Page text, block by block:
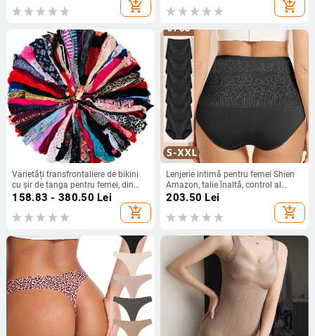
pantaloni dintr-o singură bucată,add_shopping_cart
picioare
add_shopping_cart
Varietăți transfrontaliere de bikini
cu șir de tanga pentru femei, din
dantelă, tip tanga
158.83 - 380.50 Lei
add_shopping_cart
Lenjerie intimă pentru femei Shien
Amazon, talie înaltă, control al
abdomenului, model european și
american, mărime mare, chiloți din
bumbac pur, fără cusături
203.50 Lei
add_shopping_cart